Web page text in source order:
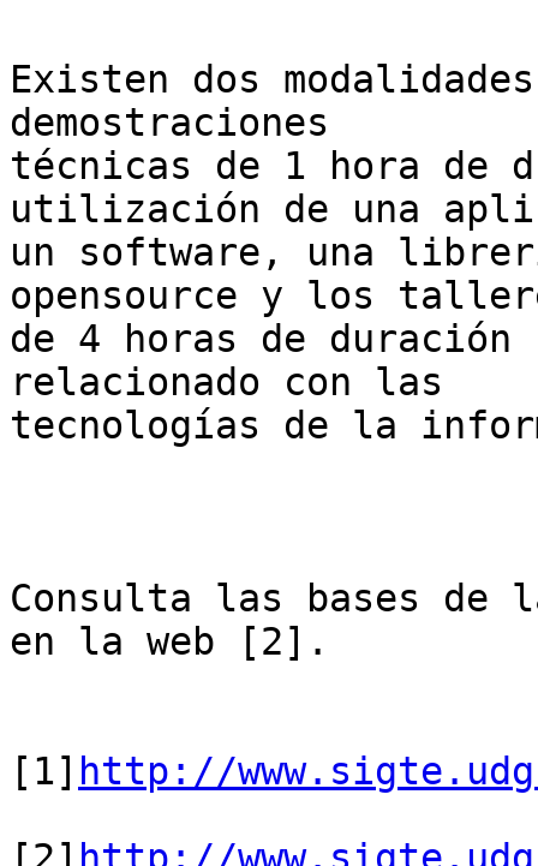
Existen dos
demostraciones
técnicas de 1 hora de
utilización de una
un software, una
opensource y los
de 4 horas de duración
relacionado con las
tecnologías de la
Consulta las bases de
en la web [2].
[1] http://